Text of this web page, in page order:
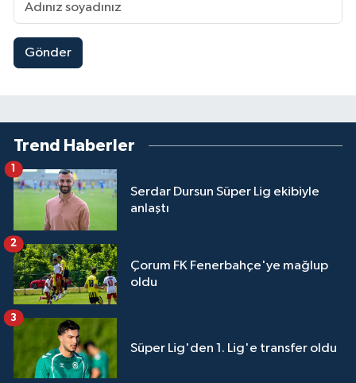
Gönder
Trend Haberler
Serdar Dursun Süper Lig ekibiyle
anlaştı
Çorum FK Fenerbahçe'ye mağlup
oldu
2
Süper Lig'den 1. Lig'e transfer oldu
3